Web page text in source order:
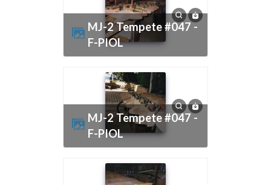
MJ-2 Tempete #047 -
F-PIOL
MJ-2 Tempete #047 -
F-PIOL